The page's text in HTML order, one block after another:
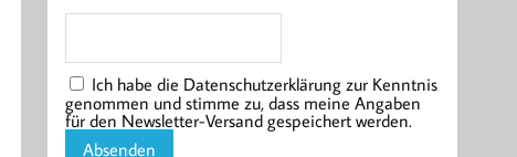
Ich habe die Datenschutzerklärung zur Kenntnis
genommen und stimme zu, dass meine Angaben
für den Newsletter-Versand gespeichert werden.